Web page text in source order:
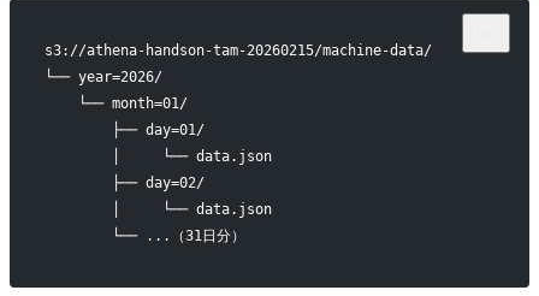
s3://athena-handson-tam-20260215/machine-data/
└── year=2026/
    └── month=01/
        ├── day=01/
        │     └── data.json
        ├── day=02/
        │     └── data.json
        └── ...（31日分）